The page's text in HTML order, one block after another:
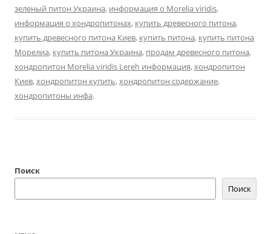
зеленый питон Украина, информация о Morelia viridis,
информация о хондропитонах, купить древесного питона,
купить древесного питона Киев, купить питона, купить питона
Морелиа, купить питона Украина, продам древесного питона,
хондропитон Morelia viridis Lereh информация,хондропитон
Киев,хондропитон купить,хондропитон содержание,
хондропитоны инфа.
Поиск
Поиск